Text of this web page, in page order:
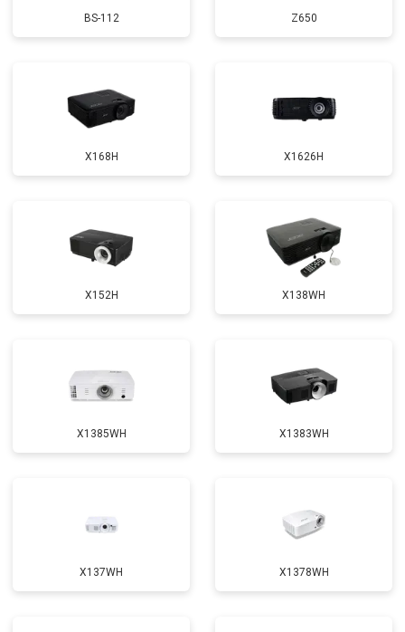
BS-112 Z650
X168H X1626H
X152H X138WH
X1385WH X1383WH
X137WH X1378WH